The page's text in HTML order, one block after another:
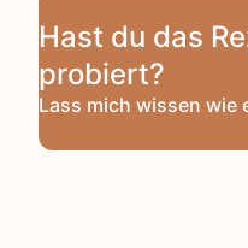
Hast du das
probiert?
Lass mich wissen wie